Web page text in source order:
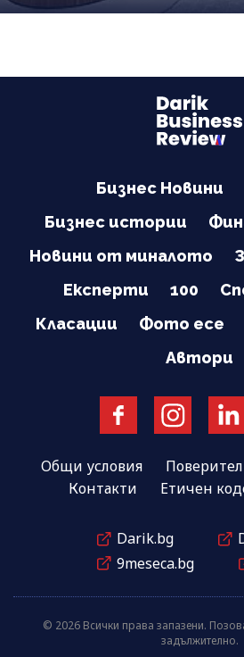
Бизнес Новини
Бизнес истории
Новини от миналото
Експерти
100
Класации
Фото есе
Автори
Общи условия
Контакти
Етичен
Darik.bg
9meseca.bg
© 2026 Всички права запазени.
задължително.